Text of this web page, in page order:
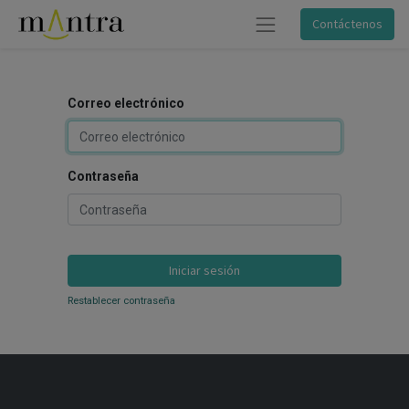
Contáctenos
Correo electrónico
Contraseña
Iniciar sesión
Restablecer contraseña